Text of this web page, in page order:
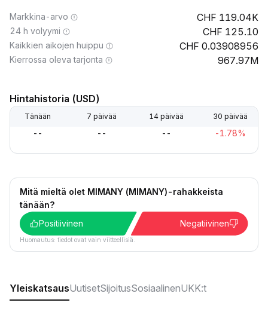
Markkina-arvo 119.04K
24 h volyymi 125.10
Kaikkien aikojen huippu 0.03908956
Kierrossa oleva tarjonta 967.97M
Hintahistoria (USD)
Tänään 7 päivää 14 päivää 30 päivää
-- -- -- -1.78%
Mitä mieltä olet MIMANY (MIMANY)-rahakkeista
tänään?
Positiivinen
Negatiivinen
Huomautus: tiedot ovat vain viitteellisiä.
YleiskatsausUutisetSijoitusSosiaalinenUKK:t